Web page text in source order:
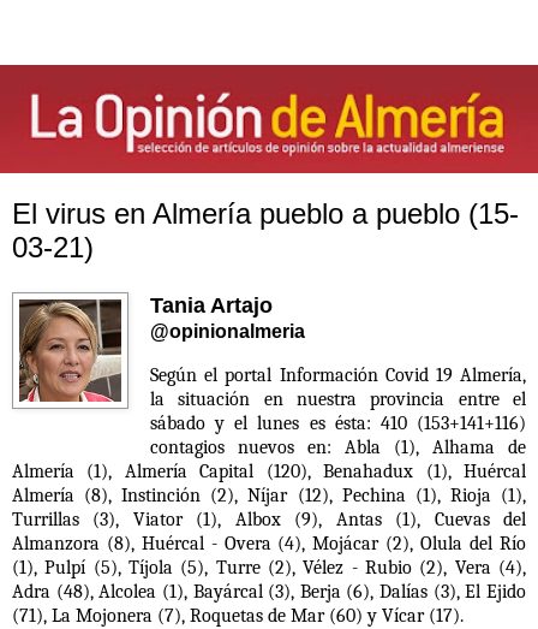
El virus en Almería pueblo a pueblo (15-
03-21)
Tania Artajo
@opinionalmeria
Según el portal Información Covid 19 Almería,
la situación en nuestra provincia entre el
sábado y el lunes es ésta: 410 (153+141+116)
contagios nuevos en: Abla (1), Alhama de
Almería (1), Almería Capital (120), Benahadux (1), Huércal
Almería (8), Instinción (2), Níjar (12), Pechina (1), Rioja (1),
Turrillas (3), Viator (1), Albox (9), Antas (1), Cuevas del
Almanzora (8), Huércal - Overa (4), Mojácar (2), Olula del Río
(1), Pulpí (5), Tíjola (5), Turre (2), Vélez - Rubio (2), Vera (4),
Adra (48), Alcolea (1), Bayárcal (3), Berja (6), Dalías (3), El Ejido
(71), La Mojonera (7), Roquetas de Mar (60) y Vícar (17).